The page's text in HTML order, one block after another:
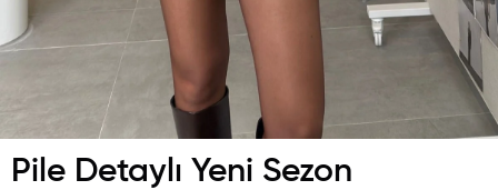
Pile Detaylı Yeni Sezon